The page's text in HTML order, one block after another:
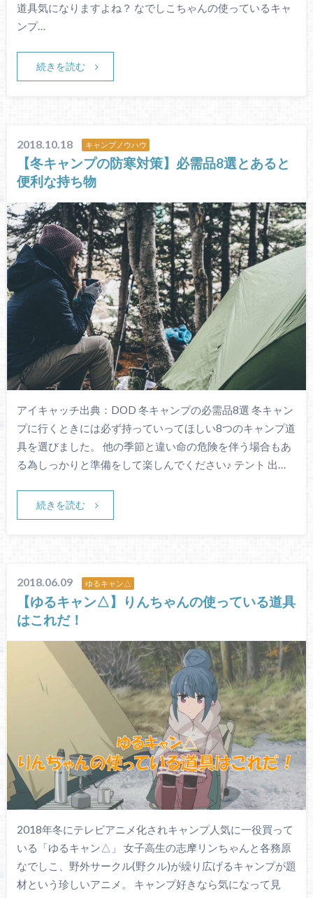
道具気になりますよね？ なでしこちゃんの使っているキャ
ンプ…
続きを読む
2018.10.18 キャンプノウハウ
【冬キャンプの防寒対策】必需品8選とあると
便利な持ち物
アイキャッチ出典：DOD 冬キャンプの必需品8選 冬キャン
プに行くときには必ず持っていってほしい8つのキャンプ道
具を選びました。 他の季節と違い命の危険を伴う場合もあ
る為しっかりと準備をして楽しんでください♪ テント 出…
続きを読む
2018.06.09 ゆるキャン△
【ゆるキャン△】りんちゃんの使っている道具
はこれだ！
2018年冬にテレビアニメ化されキャンプ人気に一役買って
いる「ゆるキャン△」 女子高生の志摩リンちゃんと各務原
なでしこ、野外サークル(野クル)が繰り広げるキャンプが題
材という珍しいアニメ。 キャンプ好きなら気になって見